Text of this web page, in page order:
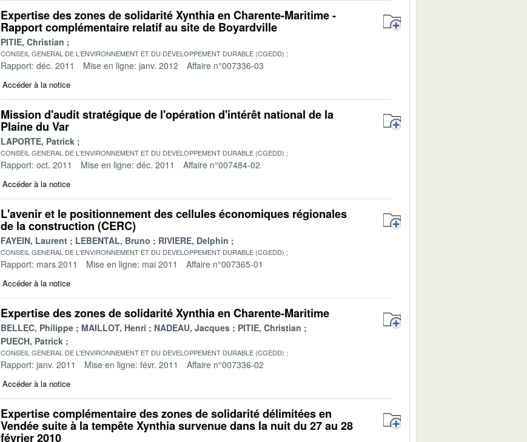
Expertise des zones de solidarité Xynthia en Charente-Maritime -
Rapport complémentaire relatif au site de Boyardville
PITIE, Christian
CONSEIL GENERAL DE L'ENVIRONNEMENT ET DU DEVELOPPEMENT DURABLE (CGEDD)
Rapport: déc. 2011 Mise en ligne: janv. 2012 Affaire n°007336-03
Accéder à la notice
Mission d'audit stratégique de l'opération d'intérêt national de la
Plaine du Var
LAPORTE, Patrick
CONSEIL GENERAL DE L'ENVIRONNEMENT ET DU DEVELOPPEMENT DURABLE (CGEDD)
Rapport: oct. 2011 Mise en ligne: déc. 2011 Affaire n°007484-02
Accéder à la notice
L'avenir et le positionnement des cellules économiques régionales
de la construction (CERC)
FAYEIN, Laurent LEBENTAL, Bruno RIVIERE, Delphin
CONSEIL GENERAL DE L'ENVIRONNEMENT ET DU DEVELOPPEMENT DURABLE (CGEDD)
Rapport: mars 2011 Mise en ligne: mai 2011 Affaire n°007365-01
Accéder à la notice
Expertise des zones de solidarité Xynthia en Charente-Maritime
BELLEC, Philippe MAILLOT, Henri NADEAU, Jacques
PITIE, Christian
PUECH, Patrick
CONSEIL GENERAL DE L'ENVIRONNEMENT ET DU DEVELOPPEMENT DURABLE (CGEDD)
Rapport: janv. 2011 Mise en ligne: févr. 2011 Affaire n°007336-02
Accéder à la notice
Expertise complémentaire des zones de solidarité délimitées en
Vendée suite à la tempête Xynthia survenue dans la nuit du 27 au 28
février 2010